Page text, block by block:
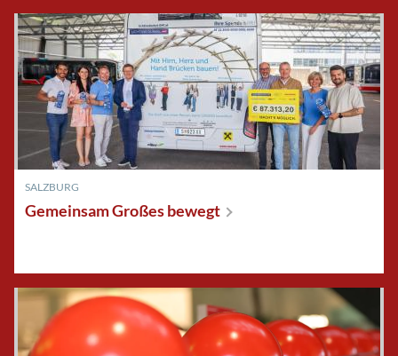
SALZBURG
Gemeinsam Großesbewegt